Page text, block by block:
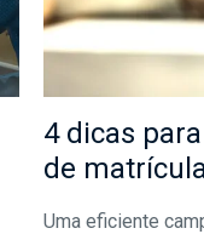
4 dicas
de
Uma eficiente